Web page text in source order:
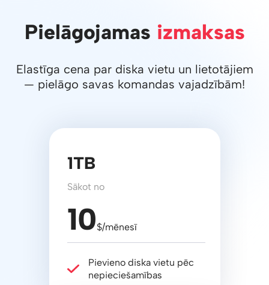
Pielāgojamas izmaksas
Elastīga cena par diska vietu un lietotājiem
— pielāgo savas komandas vajadzībām!
1TB
Sākot no
10$/mēnesī
Pievieno diska vietu pēc
nepieciešamības